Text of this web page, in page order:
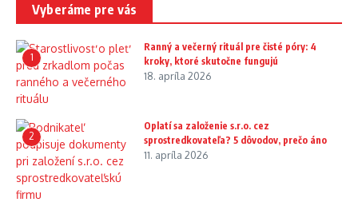
Vyberáme pre vás
1
Ranný a večerný rituál pre čisté póry: 4
kroky, ktoré skutočne fungujú
18. apríla 2026
2
Oplatí sa založenie s.r.o. cez
sprostredkovateľa? 5 dôvodov, prečo áno
11. apríla 2026